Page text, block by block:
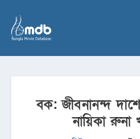
বক: জীবনানন্দ
নায়িকা রুনা